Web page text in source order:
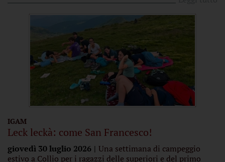
IGAM
Leck leckà: come San Francesco!
giovedì 30 luglio 2026
Una settimana di campeggio
estivo a Collio per i ragazzi delle superiori e del primo